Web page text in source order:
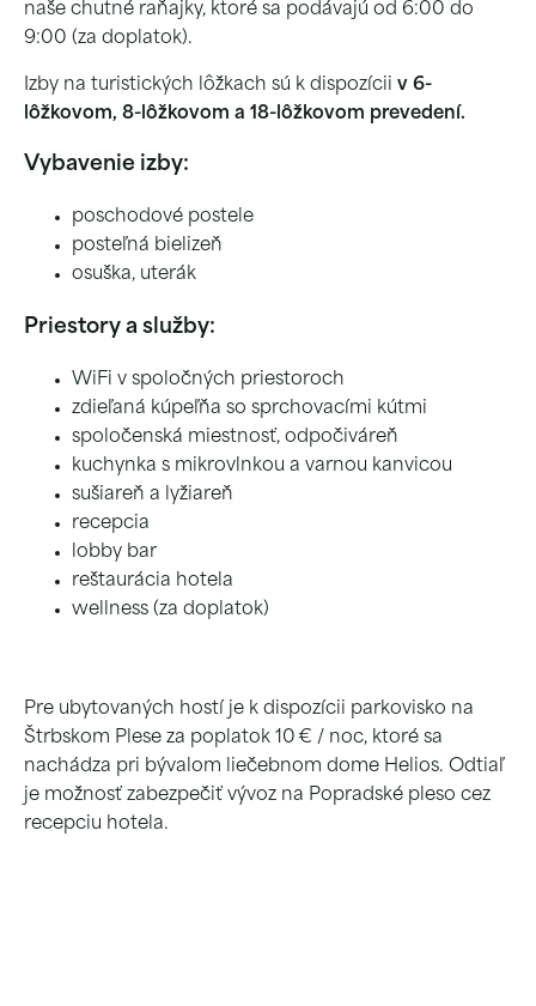
naše chutné raňajky, ktoré sa podávajú od 6:00 do
9:00 (za doplatok).
Izby na turistických lôžkach sú k dispozícii v 6-
lôžkovom, 8-lôžkovom a 18-lôžkovom prevedení.
Vybavenie izby:
poschodové postele
posteľná bielizeň
osuška, uterák
Priestory a služby:
WiFi v spoločných priestoroch
zdieľaná kúpeľňa so sprchovacími kútmi
spoločenská miestnosť, odpočiváreň
kuchynka s mikrovlnkou a varnou kanvicou
sušiareň a lyžiareň
recepcia
lobby bar
reštaurácia hotela
wellness (za doplatok)
Pre ubytovaných hostí je k dispozícii parkovisko na
Štrbskom Plese za poplatok 10 € / noc, ktoré sa
nachádza pri bývalom liečebnom dome Helios. Odtiaľ
je možnosť zabezpečiť vývoz na Popradské pleso cez
recepciu hotela.